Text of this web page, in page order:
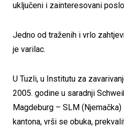
uključeni i zainteresovani
Jedno od traženih i vrlo
je varilac.
U Tuzli, u Institutu za
2005. godine u saradnji
Magdeburg – SLM
kantona, vrši se obuka,